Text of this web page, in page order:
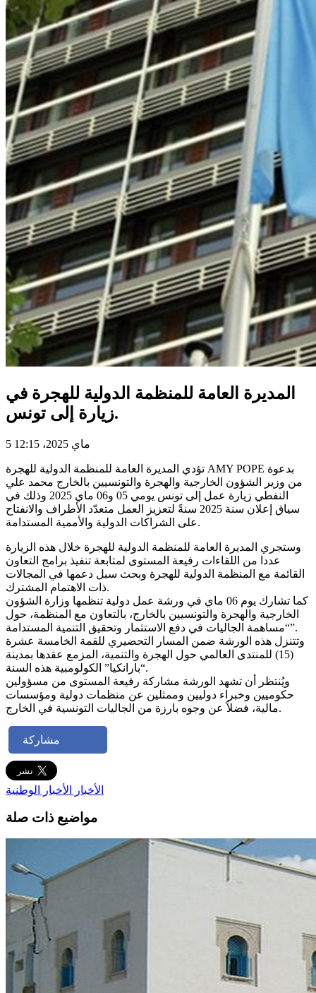
المديرة العامة للمنظمة الدولية للهجرة في
زيارة إلى تونس.
5 ماي 2025، 12:15
تؤدي المديرة العامة للمنظمة الدولية للهجرة AMY POPE بدعوة
من وزير الشؤون الخارجية والهجرة والتونسيين بالخارج محمد علي
النفطي زيارة عمل إلى تونس يومي 05 و06 ماي 2025 وذلك في
سياق إعلان سنة 2025 سنةً لتعزيز العمل متعدّد الأطراف والانفتاح
على الشراكات الدولية والأممية المستدامة.
وستجري المديرة العامة للمنظمة الدولية للهجرة خلال هذه الزيارة
عددا من اللقاءات رفيعة المستوى لمتابعة تنفيذ برامج التعاون
القائمة مع المنظمة الدولية للهجرة وبحث سبل دعمها في المجالات
ذات الاهتمام المشترك.
كما تشارك يوم 06 ماي في ورشة عمل دولية تنظمها وزارة الشؤون
الخارجية والهجرة والتونسيين بالخارج، بالتعاون مع المنظمة، حول
“مساهمة الجاليات في دفع الاستثمار وتحقيق التنمية المستدامة”.
وتتنزل هذه الورشة ضمن المسار التحضيري للقمة الخامسة عشرة
(15) للمنتدى العالمي حول الهجرة والتنمية، المزمع عقدها بمدينة
“بارانكيا” الكولومبية هذه السنة.
ويُنتظر أن تشهد الورشة مشاركة رفيعة المستوى من مسؤولين
حكوميين وخبراء دوليين وممثلين عن منظمات دولية ومؤسسات
مالية، فضلاً عن وجوه بارزة من الجاليات التونسية في الخارج.
مشاركة
الأخبار الأخبار الوطنية
مواضيع ذات صلة